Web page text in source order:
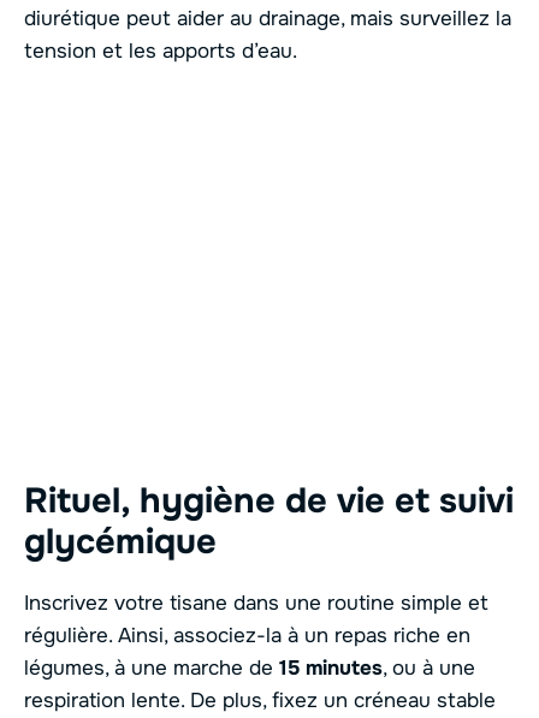
diurétique peut aider au drainage, mais surveillez la
tension et les apports d’eau.
Rituel, hygiène de vie et suivi
glycémique
Inscrivez votre tisane dans une routine simple et
régulière. Ainsi, associez-la à un repas riche en
légumes, à une marche de 15 minutes, ou à une
respiration lente. De plus, fixez un créneau stable